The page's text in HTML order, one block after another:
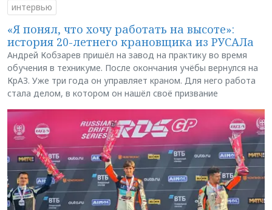
интервью
«Я понял, что хочу работать на высоте»:
история 20-летнего крановщика из РУСАЛа
Андрей Кобзарев пришёл на завод на практику во время
обучения в техникуме. После окончания учёбы вернулся на
КрАЗ. Уже три года он управляет краном. Для него работа
стала делом, в котором он нашёл своё призвание